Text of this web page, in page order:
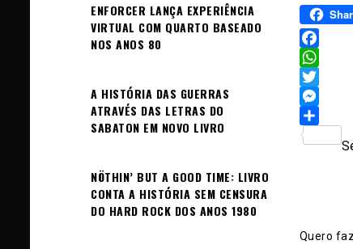
Facebook
Twitter
Quero
ENFORCER LANÇA EXPERIÊNCIA
VIRTUAL COM QUARTO BASEADO
NOS ANOS 80
A HISTÓRIA DAS GUERRAS
ATRAVÉS DAS LETRAS DO
SABATON EM NOVO LIVRO
NÖTHIN’ BUT A GOOD TIME: LIVRO
CONTA A HISTÓRIA SEM CENSURA
DO HARD ROCK DOS ANOS 1980